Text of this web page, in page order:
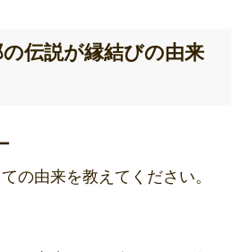
伝説が縁結びの由来
の由来を教えてください。